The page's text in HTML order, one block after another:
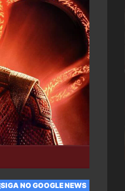
SIGA NO GOOGLE NEWS